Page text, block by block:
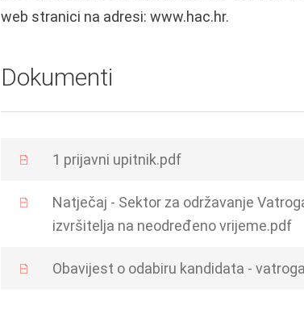
web stranici na adresi: www.hac.hr.
Dokumenti
1 prijavni upitnik.pdf
Natječaj - Sektor za održavanje
izvršitelja na neodređeno vrijeme.pdf
Obavijest o odabiru kandidata -